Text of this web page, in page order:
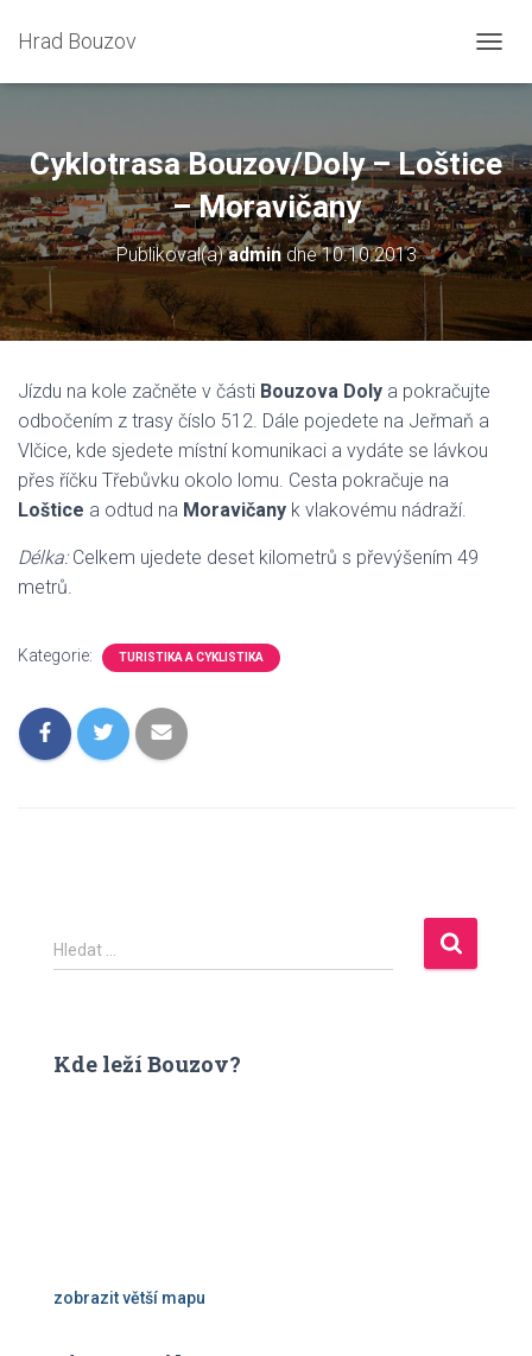
Hrad Bouzov
Ř
N
O
U
T
N
A
G
I
Cyklotrasa Bouzov/Doly – Loštice
– Moravičany
Publikoval(a)admindne10.10.2013
Jízdu na kole začněte v části Bouzova Doly a pokračujte
odbočením z trasy číslo 512. Dále pojedete na Jeřmaň a
Vlčice, kde sjedete místní komunikaci a vydáte se lávkou
přes říčku Třebůvku okolo lomu. Cesta pokračuje na
Loštice a odtud na Moravičany k vlakovému nádraží.
Délka: Celkem ujedete deset kilometrů s převýšením 49
metrů.
Kategorie: TURISTIKA A CYKLISTIKA
V
y
d
Hledat …
Kde leží Bouzov?
zobrazit větší mapu